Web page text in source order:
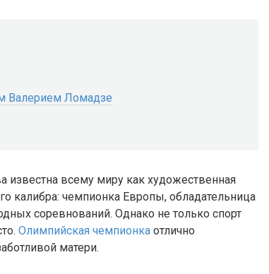
Валерием Ломадзе
известна всему миру как художественная
калибра: чемпионка Европы, обладательница
соревнований. Однако не только спорт
Олимпийская чемпионка отлично
матери.